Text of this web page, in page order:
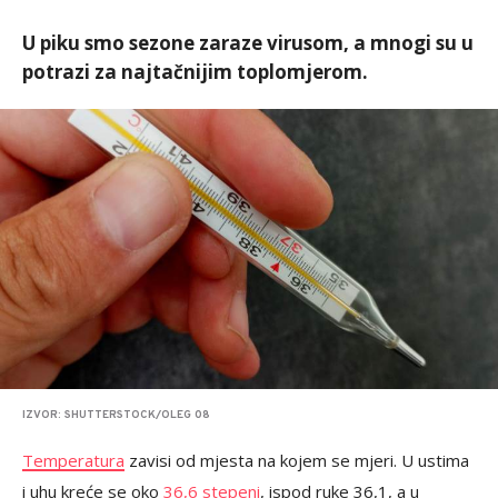
U piku smo sezone zaraze virusom, a mnogi su u
potrazi za najtačnijim toplomjerom.
IZVOR: SHUTTERSTOCK/OLEG 08
Temperatura zavisi od mjesta na kojem se mjeri. U ustima
i uhu kreće se oko 36,6 stepeni, ispod ruke 36,1, a u